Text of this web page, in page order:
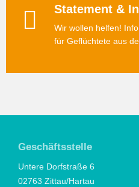
Statement &
Wir wollen helfen!
für Geflüchtete aus
Geschäftsstelle
Untere Dorfstraße 6
02763 Zittau/Hartau